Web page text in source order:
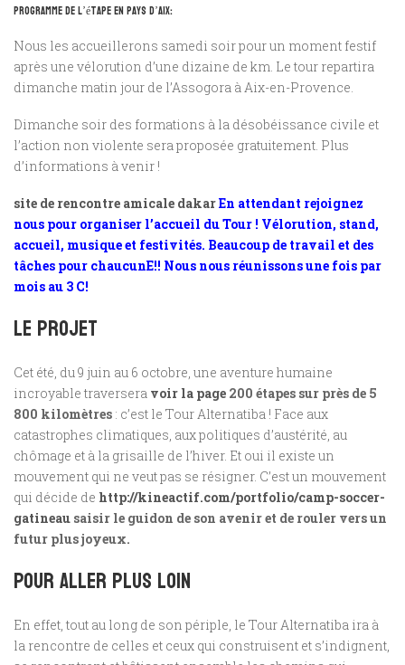
Programme de l’étape en Pays d’Aix:
Nous les accueillerons samedi soir pour un moment festif
après une vélorution d’une dizaine de km. Le tour repartira
dimanche matin jour de l’Assogora à Aix-en-Provence.
Dimanche soir des formations à la désobéissance civile et
l’action non violente sera proposée gratuitement. Plus
d’informations à venir !
site de rencontre amicale dakarEn attendant rejoignez
nous pour organiser l’accueil du Tour ! Vélorution, stand,
accueil, musique et festivités. Beaucoup de travail et des
tâches pour chaucunE!! Nous nous réunissons une fois par
mois au 3 C!
Le projet
Cet été, du 9 juin au 6 octobre, une aventure humaine
incroyable traversera voir la page 200 étapes sur près de 5
800 kilomètres : c’est le Tour Alternatiba ! Face aux
catastrophes climatiques, aux politiques d’austérité, au
chômage et à la grisaille de l’hiver. Et oui il existe un
mouvement qui ne veut pas se résigner. C’est un mouvement
qui décide de http://kineactif.com/portfolio/camp-soccer-
gatineau saisir le guidon de son avenir et de rouler vers un
futur plus joyeux.
Pour aller plus loin
En effet, tout au long de son périple, le Tour Alternatiba ira à
la rencontre de celles et ceux qui construisent et s’indignent,